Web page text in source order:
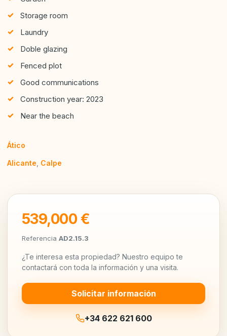
Storage room
Laundry
Doble glazing
Fenced plot
Good communications
Construction year: 2023
Near the beach
Ático
Alicante Calpe
539,000 €
Referencia AD2.15.3
¿Te interesa esta propiedad? Nuestro equipo te
contactará con toda la información y una visita.
Solicitar información
+34 622 621 600